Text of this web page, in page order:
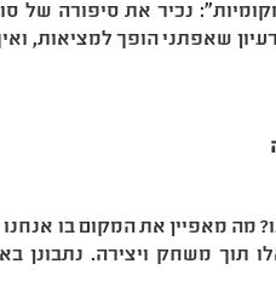
נכיר את סיפורה של
שאפתני הופך למציאות,
מה מאפיין את המקום בו אנחנו
תוך משחק ויצירה. נתבונן